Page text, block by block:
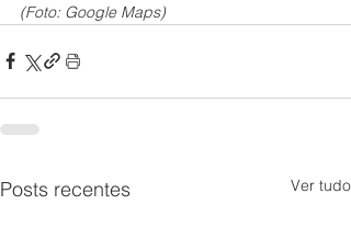
(Foto: Google Maps)
Posts recentes Ver tudo